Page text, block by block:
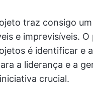
traz consigo
e imprevisíveis. O
é identificar e
a liderança e a
crucial.